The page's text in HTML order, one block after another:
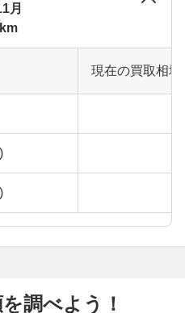
月
現在の買取相
調べよう！